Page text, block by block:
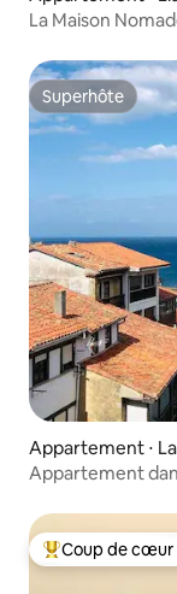
La Maison
Superhôte
Superhôte
Appartement ⋅
Appartement
Coups de cœur
Coup de cœur